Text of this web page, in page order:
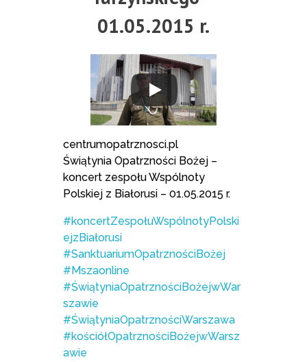
01.05.2015 r.
centrumopatrznosci.pl
Świątynia Opatrzności Bożej –
koncert zespołu Wspólnoty
Polskiej z Białorusi – 01.05.2015 r.
#koncertZespołuWspólnotyPolski
ejzBiałorusi
#SanktuariumOpatrznościBożej
#Mszaonline
#ŚwiątyniaOpatrznościBożejwWar
szawie
#ŚwiątyniaOpatrznościWarszawa
#kościółOpatrznościBożejwWarsz
awie